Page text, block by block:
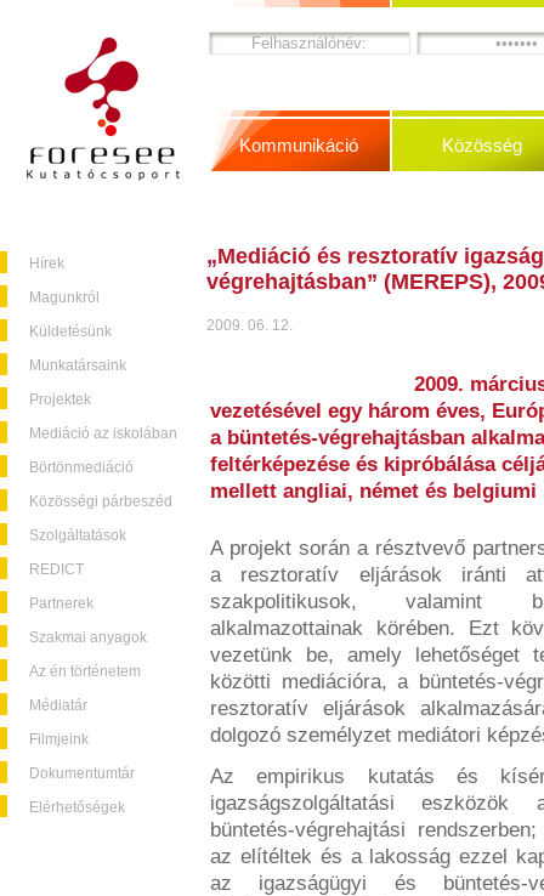
Hírek
Magunkról
Küldetésünk
Munkatársaink
Projektek
Mediáció az iskolában
Börtönmediáció
Közösségi párbeszéd
Szolgáltatások
REDICT
Partnerek
Szakmai anyagok
Az én történetem
Médiatár
Filmjeink
Dokumentumtár
Elérhetőségek
Kommunikáció Közösség
„Mediáció és resztoratív
végrehajtásban” (MEREPS),
2009. 06. 12.
2009.
vezetésével egy három éves,
a büntetés-végrehajtásban
feltérképezése és kipróbálása
mellett angliai, német és
A projekt során a résztvevő
a resztoratív eljárások iránti
szakpolitikusok, valamint
alkalmazottainak körében. Ezt
vezetünk be, amely lehetőséget
közötti mediációra, a büntetés-
resztoratív eljárások
dolgozó személyzet mediátori
Az empirikus kutatás és
igazságszolgáltatási eszközök
büntetés-végrehajtási
az elítéltek és a lakosság ezzel
az igazságügyi és büntetés-